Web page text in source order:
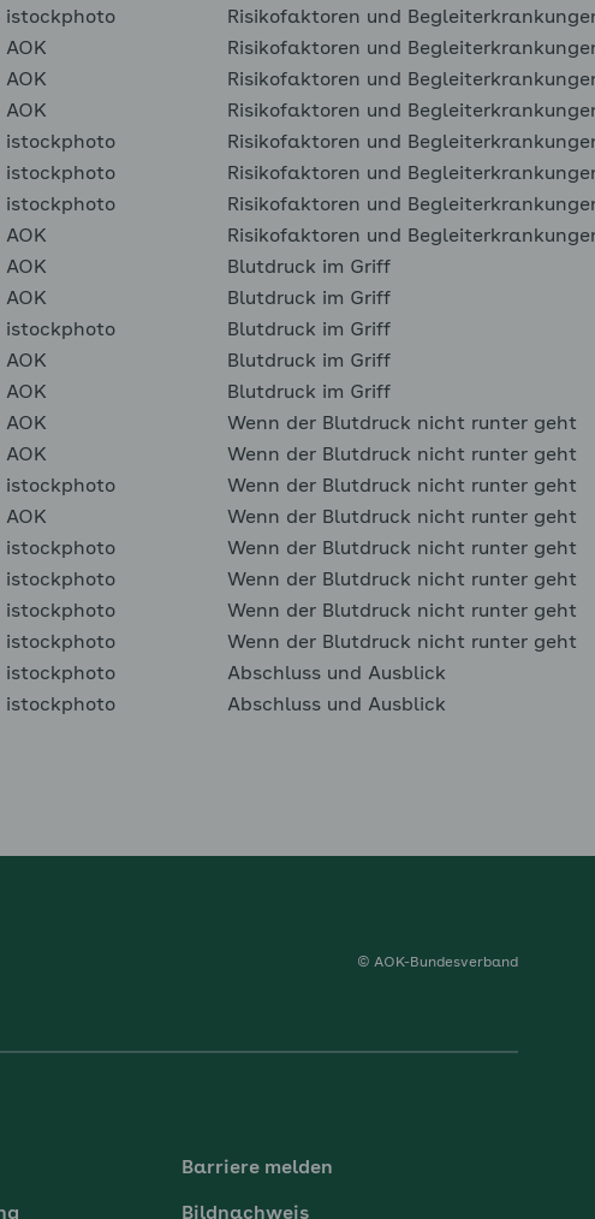
istockphoto
Risikofaktoren und
AOK
Risikofaktoren und
AOK
Risikofaktoren und
AOK
Risikofaktoren und
istockphoto
Risikofaktoren und
istockphoto
Risikofaktoren und
istockphoto
Risikofaktoren und
AOK
Risikofaktoren und
AOK
Blutdruck im Griff
AOK
Blutdruck im Griff
istockphoto
Blutdruck im Griff
AOK
Blutdruck im Griff
AOK
Blutdruck im Griff
AOK
Wenn der Blutdruck nicht runter geht
AOK
Wenn der Blutdruck nicht runter geht
istockphoto
Wenn der Blutdruck nicht runter geht
AOK
Wenn der Blutdruck nicht runter geht
istockphoto
Wenn der Blutdruck nicht runter geht
istockphoto
Wenn der Blutdruck nicht runter geht
istockphoto
Wenn der Blutdruck nicht runter geht
istockphoto
Wenn der Blutdruck nicht runter geht
istockphoto
Abschluss und Ausblick
istockphoto Abschluss und Ausblick
© AOK-Bundesverband
Barriere melden
Bildnachweis